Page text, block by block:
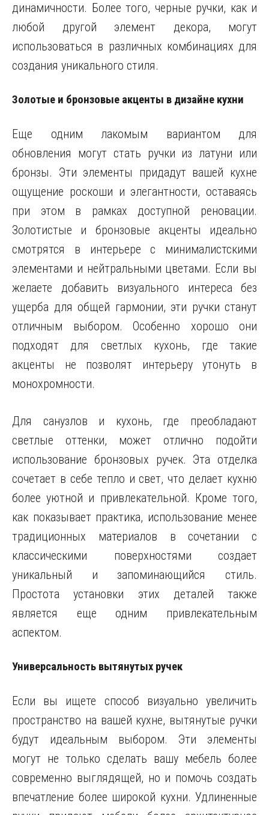
динамичности. Более того, черные ручки, как и
любой другой элемент декора, могут
использоваться в различных комбинациях для
создания уникального стиля.
Золотые и бронзовые акценты в дизайне кухни
Еще одним лакомым вариантом для
обновления могут стать ручки из латуни или
бронзы. Эти элементы придадут вашей кухне
ощущение роскоши и элегантности, оставаясь
при этом в рамках доступной реновации.
Золотистые и бронзовые акценты идеально
смотрятся в интерьере с минималистскими
элементами и нейтральными цветами. Если вы
желаете добавить визуального интереса без
ущерба для общей гармонии, эти ручки станут
отличным выбором. Особенно хорошо они
подходят для светлых кухонь, где такие
акценты не позволят интерьеру утонуть в
монохромности.
Для санузлов и кухонь, где преобладают
светлые оттенки, может отлично подойти
использование бронзовых ручек. Эта отделка
сочетает в себе тепло и свет, что делает кухню
более уютной и привлекательной. Кроме того,
как показывает практика, использование менее
традиционных материалов в сочетании с
классическими поверхностями создает
уникальный и запоминающийся стиль.
Простота установки этих деталей также
является еще одним привлекательным
аспектом.
Универсальность вытянутых ручек
Если вы ищете способ визуально увеличить
пространство на вашей кухне, вытянутые ручки
будут идеальным выбором. Эти элементы
могут не только сделать вашу мебель более
современно выглядящей, но и помочь создать
впечатление более широкой кухни. Удлиненные